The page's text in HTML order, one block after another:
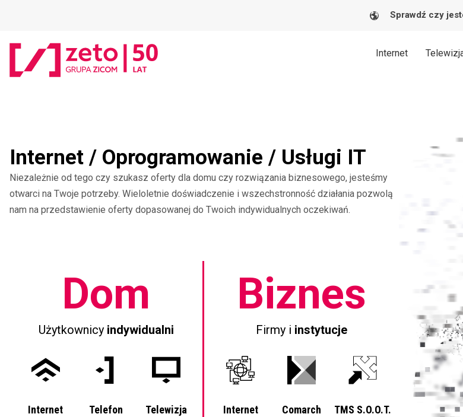
Sprawdź czy
Internet
Internet / Oprogramowanie / Usługi IT
Niezależnie od tego czy szukasz oferty dla domu czy rozwiązania biznesowego, jesteśmy
otwarci na Twoje potrzeby. Wieloletnie doświadczenie i wszechstronność działania pozwolą
nam na przedstawienie oferty dopasowanej do Twoich indywidualnych oczekiwań.
Dom
Użytkownicy indywidualni
Internet Telefon Telewizja
Biznes
Firmy i instytucje
Internet Comarch TMS S.O.O.T.